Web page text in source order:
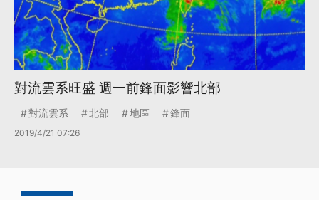
對流雲系旺盛 週一前鋒面影響北部
對流雲系 北部 地區 鋒面
2019/4/21 07:26